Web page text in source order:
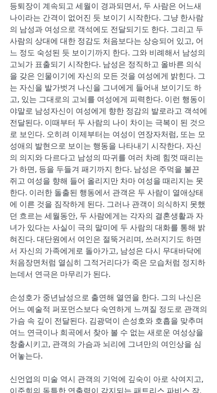
등퇴장이 계속되고 세월이 경과되면서, 두 사람은 어느새
나이라는 간격이 없어진 듯 보이기 시작한다. 그냥 한사람
의 남성과 여성으로 객석에도 전달되기도 한다. 그리고 두
사람의 상대에 대한 정감도 처음보다는 상승되어 있고, 어
느 정도 숙성된 듯 보이기까지 한다. 그와 비례해서 남성의
고뇌가 표출되기 시작한다. 남성은 정직하고 올바른 의식
을 갖은 인물이기에 자신의 모든 것을 여성에게 밝힌다. 그
는 자신을 발가벗겨 나신을 그녀에게 들어내 보이기도 하
고, 있는 그대로의 고뇌를 여성에게 피력한다. 이런 행동이
야말로 남성자신이 여성에게 향한 정감의 발로라고 객석에
전달된다. 이때부터 두 사람의 나이 차이는 극복이 된 것으
로 보인다. 오히려 이제부터는 여성이 연장자처럼, 또는 모
성애의 발현으로 보이는 행동을 나타내기 시작한다. 자신
의 의지와 다르다고 남성의 따귀를 여러 차례 힘껏 때리는
가 하면, 등을 두들겨 패기까지 한다. 남성은 주먹을 불끈
쥐고 여성을 향해 들어 올리지만 차마 여성을 때리지는 못
한다. 이러한 돌출된 행동에서 관객은 두 사람이 열애상태
에 이른 것을 짐작하게 된다. 그러나 관객이 의식하지 못했
던 흐르는 세월동안, 두 사람에게는 각자의 결혼생활과 자
녀가 있다는 사실이 극의 말미에 두 사람의 대화를 통해 밝
혀진다. 대단원에서 여인은 절뚝거리며, 쓰러지기도 하면
서 자신의 가족에게로 돌아가고, 남성은 다시 무대바닥에
처음장면처럼 열심히 그적거리다가 죽은 모습처럼 정지하
는데서 연극은 마무리가 된다.
손성호가 중년남성으로 출연해 열연을 한다. 그의 나신은
어느 예술적 퍼포먼스보다 숙연하게 느껴질 정도로 관객의
가슴 속 깊이 전달된다. 김광덕이 손성호와 호흡을 맞추며
여느 연극이나 희곡에서 찾아 볼 수 없는 새로운 여성상을
창출시키고, 관객의 가슴과 뇌리에 그녀만의 여인상을 심
어놓는다.
신언엽의 미술 역시 관객의 기억에 깊숙이 아로 삭여지고,
이준희의 독특한 연출력이 감지되는 패트리스 파비스 작,